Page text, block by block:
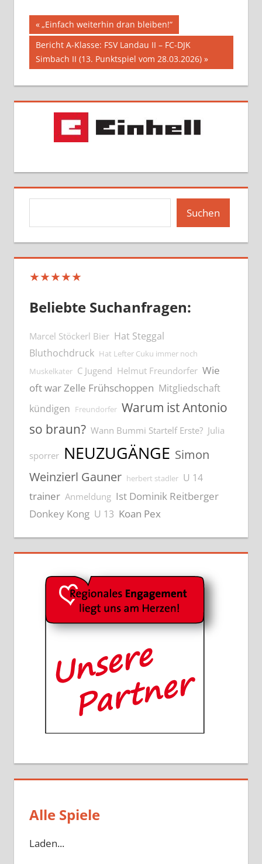
Beitragsnavigation
Vorheriger
Beitrag:
„Einfach weiterhin dran bleiben!“
Nächster
Beitrag:
Bericht A-Klasse: FSV Landau II – FC-DJK
Simbach II (13. Punktspiel vom 28.03.2026)
Suchen
★★★★★
Beliebte Suchanfragen:
Marcel Stöckerl Bier Hat Steggal
Bluthochdruck Hat Lefter Cuku immer noch
Muskelkater C Jugend Helmut Freundorfer Wie
oft war Zelle Frühschoppen Mitgliedschaft
kündigen Freundorfer Warum ist Antonio
so braun? Wann Bummi Startelf Erste? Julia
sporrer NEUZUGÄNGE Simon
Weinzierl Gauner herbert stadler U 14
trainer Anmeldung Ist Dominik Reitberger
Donkey Kong U 13 Koan Pex
Alle Spiele
Laden...